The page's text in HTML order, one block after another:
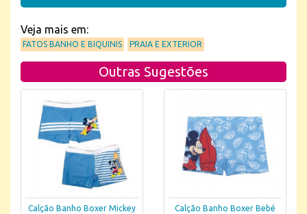
Veja mais em:
FATOS BANHO E BIQUINIS PRAIA E EXTERIOR
Outras Sugestões
Calção Banho Boxer Mickey
Calção Banho Boxer Bebé